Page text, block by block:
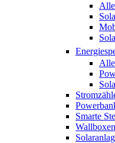
Smarte
Wallboxen